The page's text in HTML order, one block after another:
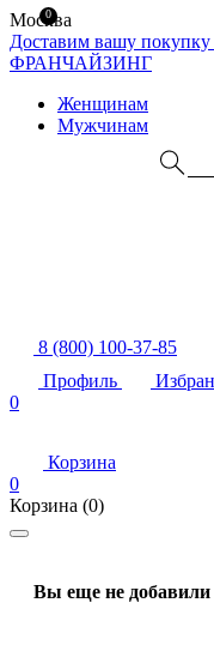
Москва
Доставим вашу
ФРАНЧАЙЗИНГ
Женщинам
Мужчинам
8 (800) 100-37-85
Профиль
0
Корзина
0
Корзина (0)
Вы еще не
0